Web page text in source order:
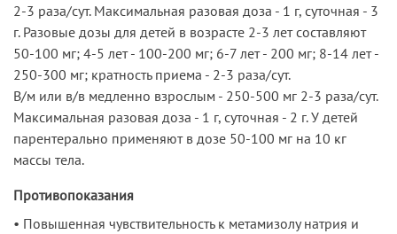
2-3 раза/сут. Максимальная разовая доза - 1 г, суточная - 3
г. Разовые дозы для детей в возрасте 2-3 лет составляют
50-100 мг; 4-5 лет - 100-200 мг; 6-7 лет - 200 мг; 8-14 лет -
250-300 мг; кратность приема - 2-3 раза/сут.
В/м или в/в медленно взрослым - 250-500 мг 2-3 раза/сут.
Максимальная разовая доза - 1 г, суточная - 2 г. У детей
парентерально применяют в дозе 50-100 мг на 10 кг
массы тела.
Противопоказания
• Повышенная чувствительность к метамизолу натрия и